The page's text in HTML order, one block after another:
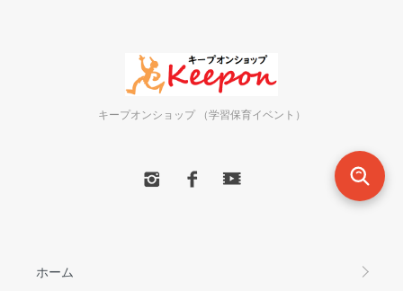
キープオンショップ （学習保育イベント）
ホーム